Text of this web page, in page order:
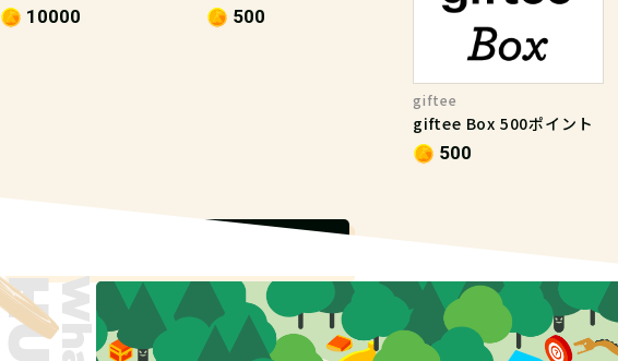
10000
500
giftee
giftee Box 500ポイント
500